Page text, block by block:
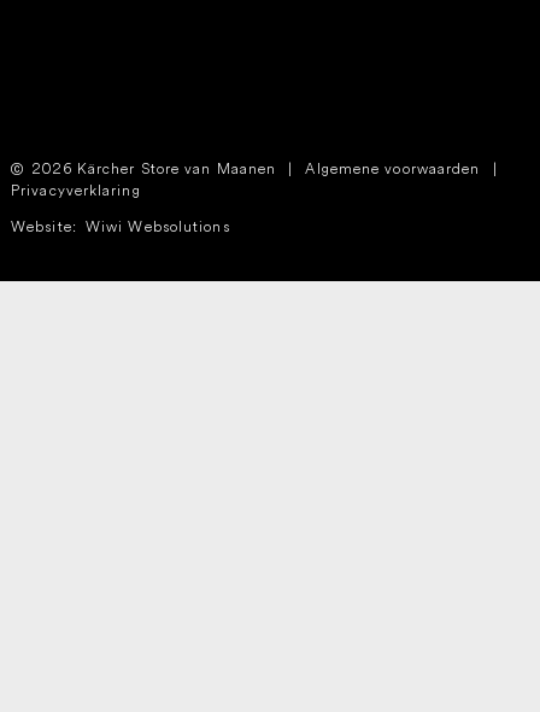
2026 Kärcher Store van Maanen | Algemene voorwaarden
|
Privacyverklaring
Website: Wiwi Websolutions